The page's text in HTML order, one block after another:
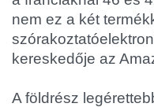
nem ez a két
kereskedője az
A földrész